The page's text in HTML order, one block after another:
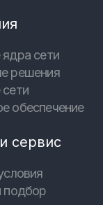
сети
решения
обеспечение
сервис
подбор